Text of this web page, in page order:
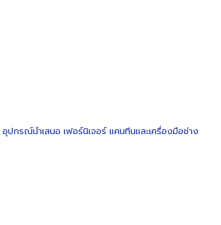
อุปกรณ์นำเสนอ เฟอร์นิเจอร์ แคนทีนและเครื่องมือช่าง